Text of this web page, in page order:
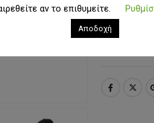
αν το επιθυμείτε.
Αποδοχή